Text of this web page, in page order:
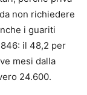
non richiedere
i guariti
il 48,2 per
mesi dalla
24.600.